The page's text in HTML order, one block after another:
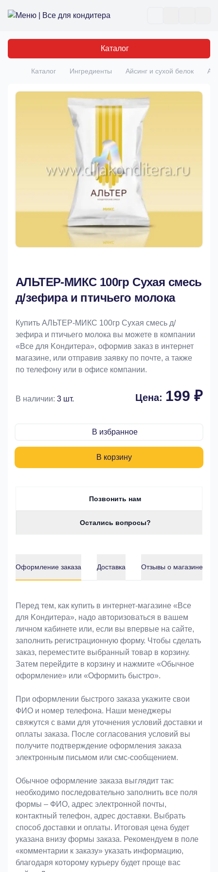
Все для кондитера
Каталог
Главная
Каталог Ингредиенты Айсинг и сухой белок
АЛЬТЕР-МИКС 100гр Сухая смесь
д/зефира и птичьего молока
Купить АЛЬТЕР-МИКС 100гр Сухая смесь д/
зефира и птичьего молока вы можете в компании
«Bce для Koндитeрa», оформив заказ в интернет
магазине, или отправив заявку по почте, а также
по телефону или в офисе компании.
В наличии: 3 шт. Цена: 199 ₽
В избранное
В корзину
Позвонить нам
Остались вопросы?
Оформление заказа Доставка Отзывы о магазине
Оформление заказа
Перед тем, как купить в интернет-магазине «Bce
для Koндитeрa», надо авторизоваться в вашем
личном кабинете или, если вы впервые на сайте,
заполнить регистрационную форму. Чтобы сделать
заказ, переместите выбранный товар в корзину.
Затем перейдите в корзину и нажмите «Обычное
оформление» или «Оформить быстро».
При оформлении быстрого заказа укажите свои
ФИО и номер телефона. Наши менеджеры
свяжутся с вами для уточнения условий доставки и
оплаты заказа. После согласования условий вы
получите подтверждение оформления заказа
электронным письмом или смс-сообщением.
Обычное оформление заказа выглядит так:
необходимо последовательно заполнить все поля
формы – ФИО, адрес электронной почты,
контактный телефон, адрес доставки. Выбрать
способ доставки и оплаты. Итоговая цена будет
указана внизу формы заказа. Рекомендуем в поле
«комментарии к заказу» указать информацию,
благодаря которому курьеру будет проще вас